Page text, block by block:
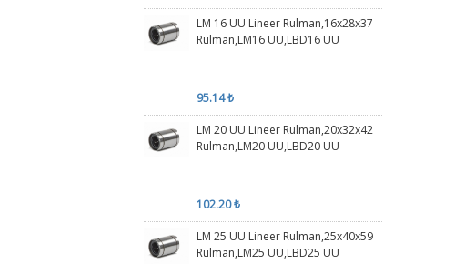
LM 16 UU Lineer Rulman,16x28x37
Rulman,LM16 UU,LBD16 UU
95.14 ₺
LM 20 UU Lineer Rulman,20x32x42
Rulman,LM20 UU,LBD20 UU
102.20 ₺
LM 25 UU Lineer Rulman,25x40x59
Rulman,LM25 UU,LBD25 UU